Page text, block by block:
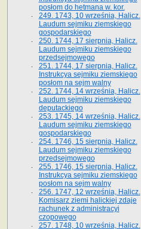
posłom do hetmana w. kor.
249. 1743, 10 września, Halicz.
Laudum sejmiku ziemskiego
gospodarskiego
250. 1744, 17 sierpnia, Halicz.
Laudum sejmiku ziemskiego
przedsejmowego
251. 1744, 17 sierpnia, Halicz.
Instrukcya sejmiku ziemskiego
posłom na sejm walny
252. 1744, 14 września, Halicz.
Laudum sejmiku ziemskiego
deputackiego
253. 1745, 14 września, Halicz.
Laudum sejmiku ziemskiego
gospodarskiego
254. 1746, 15 sierpnia, Halicz.
Laudum sejmiku ziemskiego
przedsejmowego
255. 1746, 15 sierpnia, Halicz.
Instrukcya sejmiku ziemskiego
posłom na sejm walny
256. 1747, 12 września, Halicz.
Komisarz ziemi halickiej zdaje
rachunek z administracyi
czopowego
257. 1748, 10 września, Halicz.